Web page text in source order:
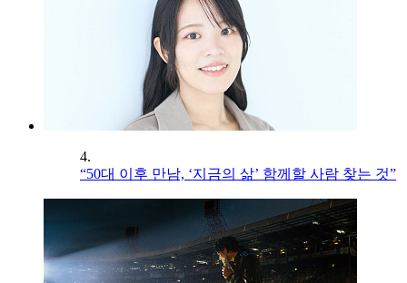
4.
“50대 이후 만남, ‘지금의 삶’ 함께할 사람 찾는 것”